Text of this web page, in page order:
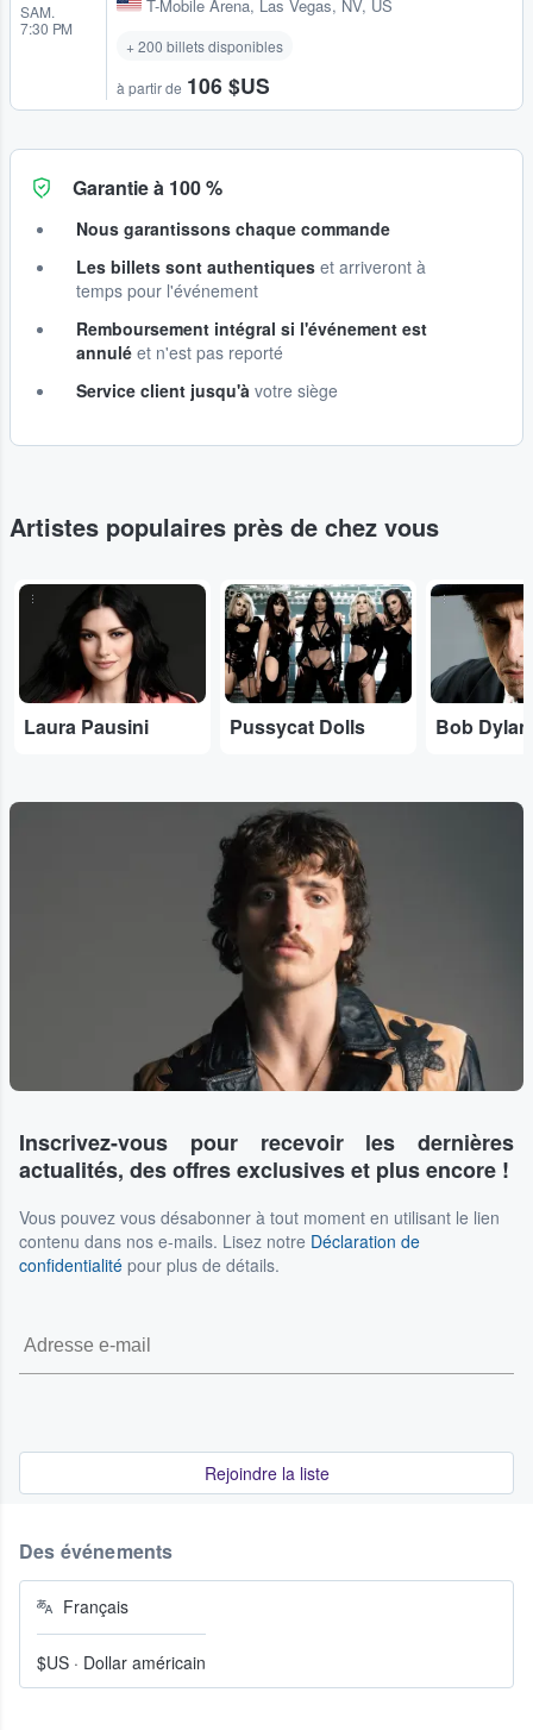
SAM.
7:30 PM
T-Mobile Arena, Las Vegas, NV, US
+ 200 billets disponibles
à partir de 106 $US
Garantie à 100 %
Nous garantissons chaque commande
Les billets sont authentiques et arriveront à
temps pour l'événement
Remboursement intégral si l'événement est
annulé et n'est pas reporté
Service client jusqu'à votre siège
Artistes populaires près de chez vous
...
Laura Pausini
...
Pussycat Dolls
...
Bob Dylan
Inscrivez-vous pour recevoir les dernières
actualités, des offres exclusives et plus encore !
Vous pouvez vous désabonner à tout moment en utilisant le lien
contenu dans nos e-mails. Lisez notre Déclaration de
confidentialité pour plus de détails.
Rejoindre la liste
Des événements
Français
$US · Dollar américain